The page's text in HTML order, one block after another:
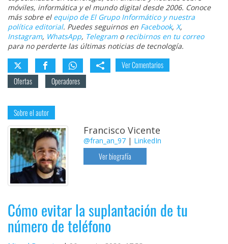
móviles, informática y el mundo digital desde 2006. Conoce
más sobre el equipo de El Grupo Informático y nuestra
política editorial. Puedes seguirnos en Facebook, X,
Instagram, WhatsApp, Telegramo recibirnos en tu correo
para no perderte las últimas noticias de tecnología.
Ver Comentarios
Ofertas
Operadores
Sobre el autor
Francisco Vicente
@fran_an_97 | LinkedIn
Ver biografía
Cómo evitar la suplantación de tu
número de teléfono